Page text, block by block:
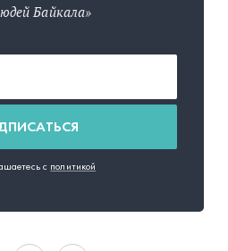
Байкала»
с политикой